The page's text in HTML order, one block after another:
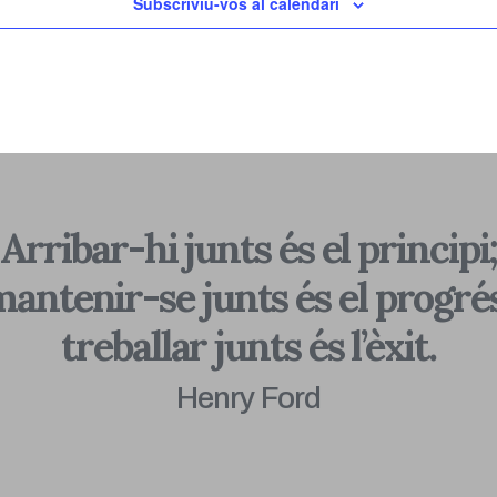
Arribar-hi junts és el principi;
se junts és el
treballar junts és l’èxit.
Henry Ford